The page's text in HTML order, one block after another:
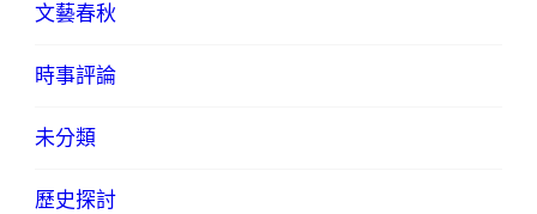
文藝春秋
時事評論
未分類
歷史探討